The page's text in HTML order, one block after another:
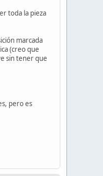
toda la pieza
marcada
(creo que
sin tener que
pero es